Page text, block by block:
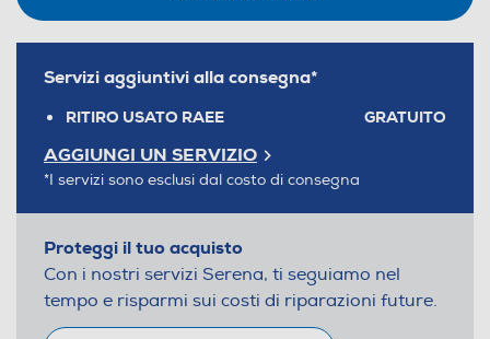
Servizi aggiuntivi alla consegna*
RITIRO USATO RAEE GRATUITO
AGGIUNGI UN SERVIZIO
*I servizi sono esclusi dal costo di consegna
Proteggi il tuo acquisto
Con i nostri servizi Serena, ti seguiamo nel
tempo e risparmi sui costi di riparazioni future.